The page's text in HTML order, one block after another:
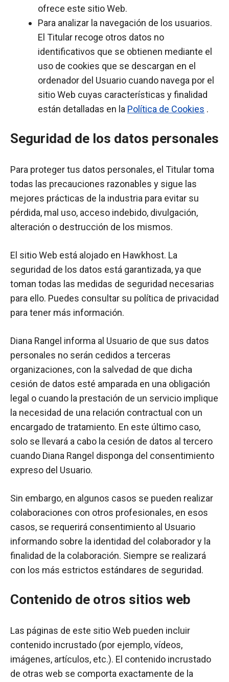
ofrece este sitio Web.
Para analizar la navegación de los usuarios.
El Titular recoge otros datos no
identificativos que se obtienen mediante el
uso de cookies que se descargan en el
ordenador del Usuario cuando navega por el
sitio Web cuyas características y finalidad
están detalladas en la Política de Cookies .
Seguridad de los datos personales
Para proteger tus datos personales, el Titular toma
todas las precauciones razonables y sigue las
mejores prácticas de la industria para evitar su
pérdida, mal uso, acceso indebido, divulgación,
alteración o destrucción de los mismos.
El sitio Web está alojado en Hawkhost. La
seguridad de los datos está garantizada, ya que
toman todas las medidas de seguridad necesarias
para ello. Puedes consultar su política de privacidad
para tener más información.
Diana Rangel informa al Usuario de que sus datos
personales no serán cedidos a terceras
organizaciones, con la salvedad de que dicha
cesión de datos esté amparada en una obligación
legal o cuando la prestación de un servicio implique
la necesidad de una relación contractual con un
encargado de tratamiento. En este último caso,
solo se llevará a cabo la cesión de datos al tercero
cuando Diana Rangel disponga del consentimiento
expreso del Usuario.
Sin embargo, en algunos casos se pueden realizar
colaboraciones con otros profesionales, en esos
casos, se requerirá consentimiento al Usuario
informando sobre la identidad del colaborador y la
finalidad de la colaboración. Siempre se realizará
con los más estrictos estándares de seguridad.
Contenido de otros sitios web
Las páginas de este sitio Web pueden incluir
contenido incrustado (por ejemplo, vídeos,
imágenes, artículos, etc.). El contenido incrustado
de otras web se comporta exactamente de la